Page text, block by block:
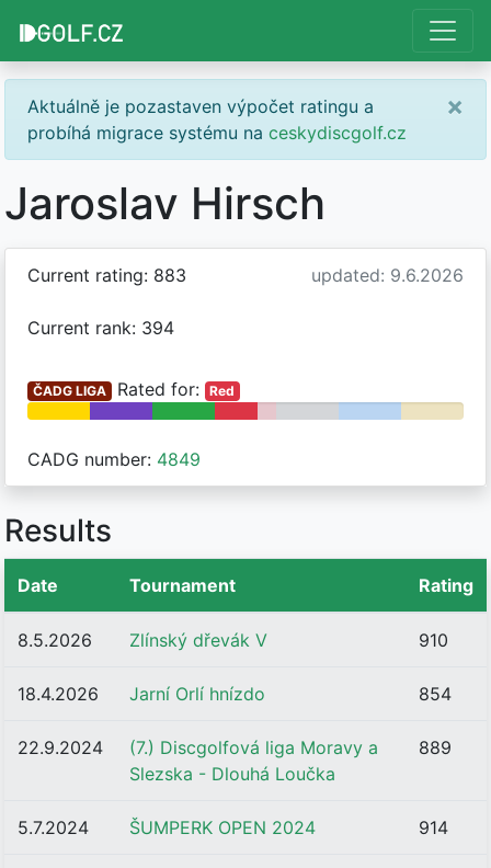
Aktuálně je pozastaven výpočet ratingu a
probíhá migrace systému na ceskydiscgolf.cz
×
Jaroslav Hirsch
Current rating: 883 updated: 9.6.2026
Current rank: 394
ČADG LIGA Rated for: Red
CADG number: 4849
Results
Date Tournament Rating
8.5.2026 Zlínský dřevák V 910
18.4.2026 Jarní Orlí hnízdo 854
22.9.2024
(7.) Discgolfová liga Moravy a
Slezska - Dlouhá Loučka
889
5.7.2024 ŠUMPERK OPEN 2024 914